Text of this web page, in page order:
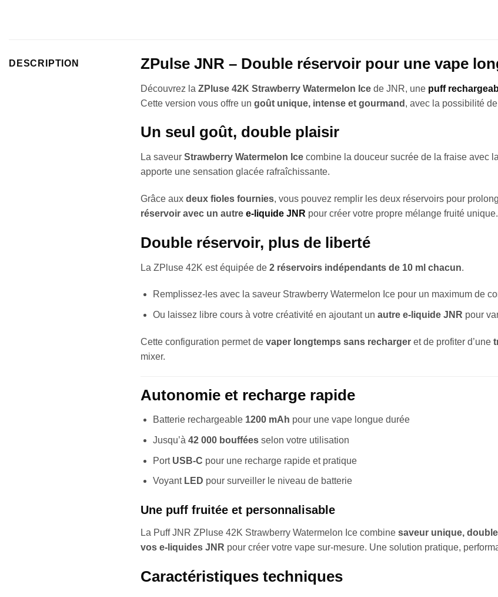
DESCRIPTION ZPulse JNR – Double réservoir pour une vape
Découvrez la ZPluse 42K Strawberry Watermelon Ice de JNR, une puff
Cette version vous offre un goût unique, intense et gourmand , avec la possibilité
Un seul goût, double plaisir
La saveur Strawberry Watermelon Ice combine la douceur sucrée de la fraise avec
apporte une sensation glacée rafraîchissante.
Grâce aux deux fioles fournies, vous pouvez remplir les deux réservoirs pour
réservoir avec un autre e-liquide JNR pour créer votre propre mélange fruité unique.
Double réservoir, plus de liberté
La ZPluse 42K est équipée de 2 réservoirs indépendants de 10 ml chacun.
Remplissez-les avec la saveur Strawberry Watermelon Ice pour un maximum de
Ou laissez libre cours à votre créativité en ajoutant un autre e-liquide JNR pour
Cette configuration permet de vaper longtemps sans recharger et de profiter d’une
mixer.
Autonomie et recharge rapide
Batterie rechargeable 1200 mAh pour une vape longue durée
Jusqu’à 42 000 boufféesselon votre utilisation
Port USB-C pour une recharge rapide et pratique
Voyant LED pour surveiller le niveau de batterie
Une puff fruitée et personnalisable
La Puff JNR ZPluse 42K Strawberry Watermelon Ice combine saveur unique,
vos e-liquides JNR pour créer votre vape sur-mesure. Une solution pratique,
Caractéristiques techniques